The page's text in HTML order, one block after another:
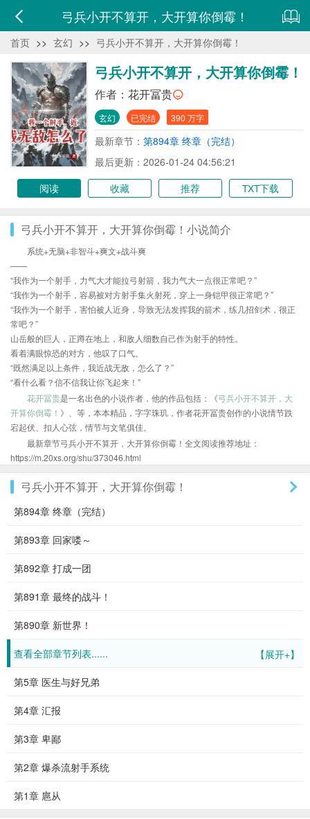
弓兵小开不算开，大开算你倒霉！
首页 >> 玄幻 >> 弓兵小开不算开，大开算你倒霉！
弓兵小开不算开，大开算你倒霉！
作者： 花开冨贵
玄幻 已完结 390 万字
最新章节： 第894章 终章（完结）
最后更新：2026-01-24 04:56:21
阅读
收藏 推荐 TXT下载
弓兵小开不算开，大开算你倒霉！小说简介
系统+无脑+非智斗+爽文+战斗爽
——
“我作为一个射手，力气大才能拉弓射箭，我力气大一点很正常吧？”
“我作为一个射手，容易被对方射手集火射死，穿上一身铠甲很正常吧？”
“我作为一个射手，害怕被人近身，导致无法发挥我的箭术，练几招剑术，很正
常吧？”
山岳般的巨人，正蹲在地上，和敌人细数自己作为射手的特性。
看着满眼惊恐的对方，他叹了口气。
“既然满足以上条件，我近战无敌，怎么了？”
“看什么看？信不信我让你飞起来！”
花开冨贵是一名出色的小说作者，他的作品包括：《弓兵小开不算开，大
开算你倒霉！ 》、等，本本精品，字字珠玑，作者花开冨贵创作的小说情节跌
宕起伏、扣人心弦，情节与文笔俱佳。
最新章节弓兵小开不算开，大开算你倒霉！全文阅读推荐地址：
https://m.20xs.org/shu/373046.html
弓兵小开不算开，大开算你倒霉！
第894章 终章（完结）
第893章 回家喽～
第892章 打成一团
第891章 最终的战斗！
第890章 新世界！
【展开+】
查看全部章节列表......
第5章 医生与好兄弟
第4章 汇报
第3章 卑鄙
第2章 爆杀流射手系统
第1章 扈从